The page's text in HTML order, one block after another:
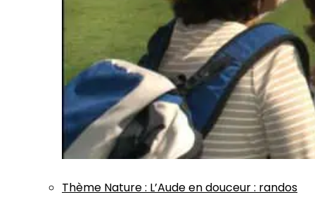
Thème Nature: L’Aude en douceur : randos